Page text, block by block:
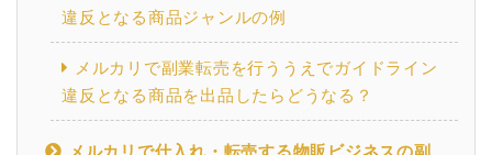
違反となる商品ジャンルの例
メルカリで副業転売を行ううえでガイドライン
違反となる商品を出品したらどうなる？
メルカリで仕入れ・転売する物販ビジネスの副